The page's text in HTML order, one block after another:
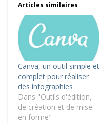
Articles similaires
Canva, un outil simple et
complet pour réaliser
des infographies
Dans "Outils d'édition,
de création et de mise
en forme"